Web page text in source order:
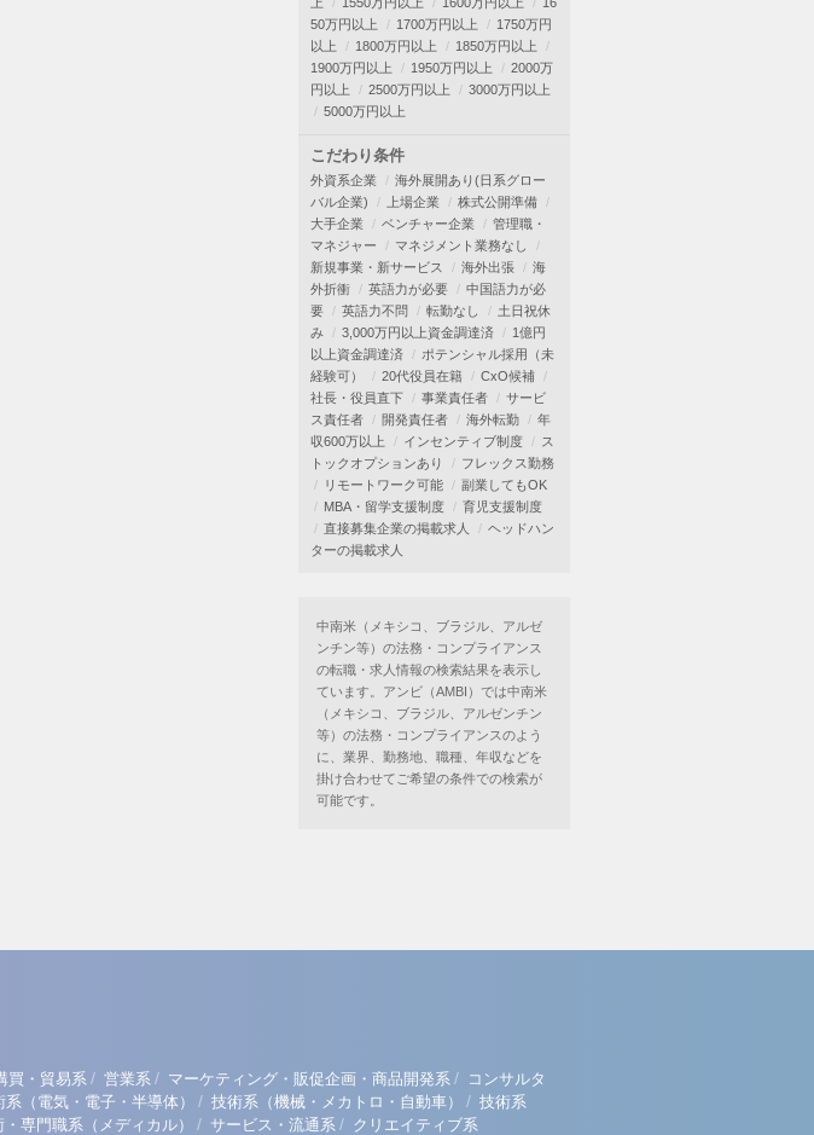
50万円以上
1700万円以上
1750万円
以上
1800万円以上
1850万円以上
1900万円以上
1950万円以上
2000万
円以上
2500万円以上
3000万円以上
5000万円以上
こだわり条件
外資系企業
海外展開あり(日系グロー
バル企業)
上場企業
株式公開準備
大手企業
ベンチャー企業
管理職・
マネジャー
マネジメント業務なし
新規事業・新サービス
海外出張
海
外折衝
英語力が必要
中国語力が必
要
英語力不問 転勤なし
土日祝休
み
3,000万円以上資金調達済
1億円
以上資金調達済
ポテンシャル採用（未
経験可）
20代役員在籍
CxO候補
社長・役員直下
事業責任者
サービ
ス責任者
開発責任者 海外転勤
年
収600万以上
インセンティブ制度
ス
トックオプションあり
フレックス勤務
リモートワーク可能
副業してもOK
MBA・留学支援制度
育児支援制度
直接募集企業の掲載求人
ヘッドハン
ターの掲載求人
中南米（メキシコ、ブラジル、アルゼ
ンチン等）の法務・コンプライアンス
の転職・求人情報の検索結果を表示し
ています。アンビ（AMBI）では中南米
（メキシコ、ブラジル、アルゼンチン
等）の法務・コンプライアンスのよう
に、業界、勤務地、職種、年収などを
掛け合わせてご希望の条件での検索が
可能です。
買・貿易系 / 営業系 / マーケティング・販促企画・商品開発系 / コンサルタ
系（電気・電子・半導体） / 技術系（機械・メカトロ・自動車） / 技術系
・専門職系（メディカル） / サービス・流通系 / クリエイティブ系